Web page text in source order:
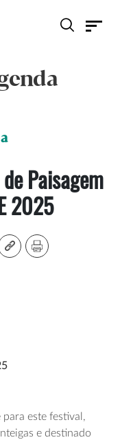
Paisagem
2025
este festival,
e destinado